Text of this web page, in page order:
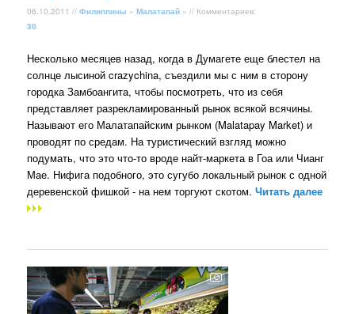
06.10.2011 //Филиппины »Малатапай » // Комментариев:
30
Несколько месяцев назад, когда в Думагете еще блестел на
солнце лысиной crazychina, съездили мы с ним в сторону
городка Замбоангита, чтобы посмотреть, что из себя
представляет разрекламированный рынок всякой всячины.
Называют его Малатапайским рынком (Malatapay Market) и
проводят по средам. На туристический взгляд можно
подумать, что это что-то вроде найт-маркета в Гоа или Чианг
Мае. Нифига подобного, это сугубо локальный рынок с одной
деревенской фишкой - на нем торгуют скотом.Читать далее